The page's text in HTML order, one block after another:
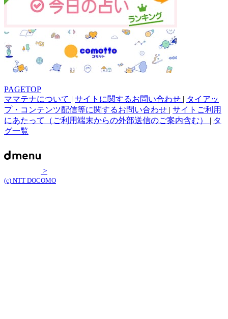
PAGETOP
ママテナについて | サイトに関するお問い合わせ | タイアッ
プ・コンテンツ配信等に関するお問い合わせ | サイトご利用
にあたって（ご利用端末からの外部送信のご案内含む） | タ
グ一覧
>
(c) NTT DOCOMO